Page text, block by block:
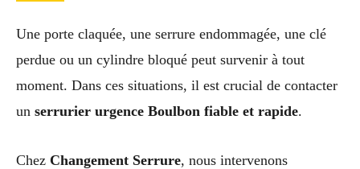
Une porte claquée, une serrure endommagée, une clé
perdue ou un cylindre bloqué peut survenir à tout
moment. Dans ces situations, il est crucial de contacter
un serrurier urgence Boulbon fiable et rapide.
Chez Changement Serrure, nous intervenons